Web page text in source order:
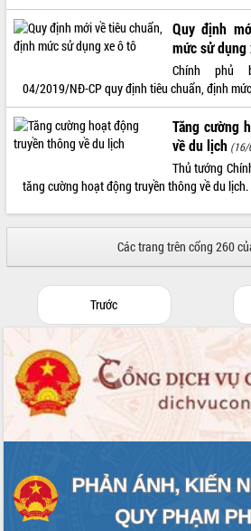
Quy định
mức sử dụng
Chính phủ
04/2019/NĐ-CP quy định tiêu chuẩn, định
Tăng cường
về du lịch (16/
Thủ tướng
tăng cường hoạt động truyền thông về du lịch.
Các trang trên cổng 260
Trước